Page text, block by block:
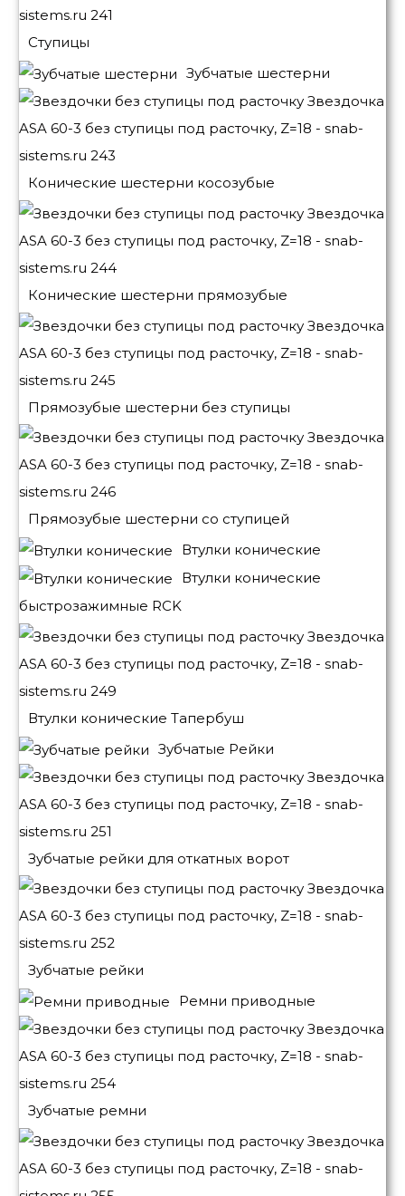
Ступицы
Зубчатые шестерни
Конические шестерни косозубые
Конические шестерни прямозубые
Прямозубые шестерни без ступицы
Прямозубые шестерни со ступицей
Втулки конические
Втулки конические
быстрозажимные RCK
Втулки конические Тапербуш
Зубчатые Рейки
Зубчатые рейки для откатных ворот
Зубчатые рейки
Ремни приводные
Зубчатые ремни